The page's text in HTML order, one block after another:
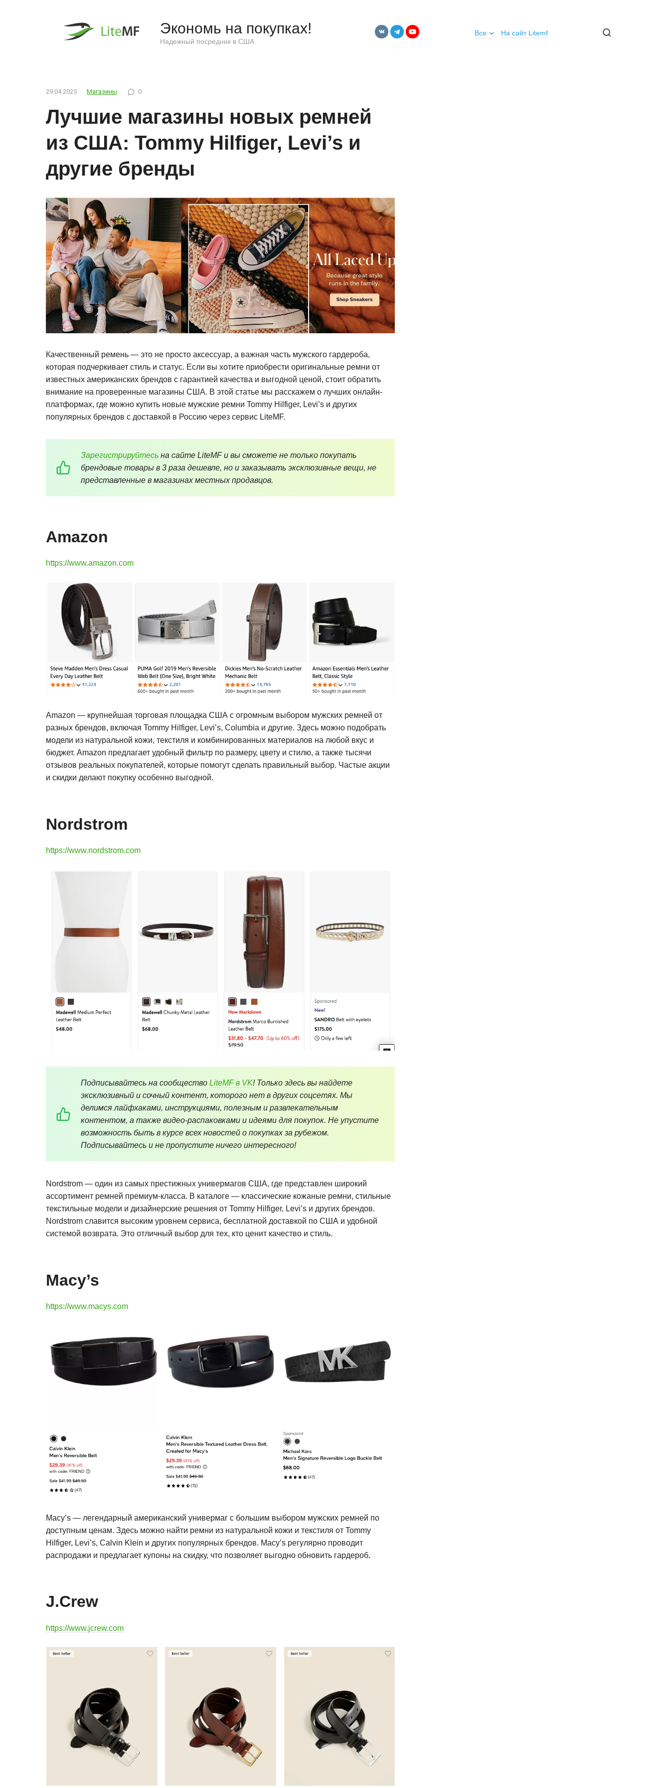
Экономь на покупках!
Надежный посредник в США
Все На сайт Litemf
29.04.2025 Магазины 0
Лучшие магазины новых ремней
из США: Tommy Hilfiger, Levi’s и
другие бренды
Качественный ремень — это не просто аксессуар, а важная часть мужского гардероба,
которая подчеркивает стиль и статус. Если вы хотите приобрести оригинальные ремни от
известных американских брендов с гарантией качества и выгодной ценой, стоит обратить
внимание на проверенные магазины США. В этой статье мы расскажем о лучших онлайн-
платформах, где можно купить новые мужские ремни Tommy Hilfiger, Levi’s и других
популярных брендов с доставкой в Россию через сервис LiteMF.
Зарегистрируйтесь на сайте LiteMF и вы сможете не только покупать
брендовые товары в 3 раза дешевле, но и заказывать эксклюзивные вещи, не
представленные в магазинах местных продавцов.
Amazon
https://www.amazon.com
Amazon — крупнейшая торговая площадка США с огромным выбором мужских ремней от
разных брендов, включая Tommy Hilfiger, Levi’s, Columbia и другие. Здесь можно подобрать
модели из натуральной кожи, текстиля и комбинированных материалов на любой вкус и
бюджет. Amazon предлагает удобный фильтр по размеру, цвету и стилю, а также тысячи
отзывов реальных покупателей, которые помогут сделать правильный выбор. Частые акции
и скидки делают покупку особенно выгодной.
Nordstrom
https://www.nordstrom.com
Подписывайтесь на сообщество LiteMF в VK! Только здесь вы найдете
эксклюзивный и сочный контент, которого нет в других соцсетях. Мы
делимся лайфхаками, инструкциями, полезным и развлекательным
контентом, а также видео-распаковками и идеями для покупок. Не упустите
возможность быть в курсе всех новостей о покупках за рубежом.
Подписывайтесь и не пропустите ничего интересного!
Nordstrom — один из самых престижных универмагов США, где представлен широкий
ассортимент ремней премиум-класса. В каталоге — классические кожаные ремни, стильные
текстильные модели и дизайнерские решения от Tommy Hilfiger, Levi’s и других брендов.
Nordstrom славится высоким уровнем сервиса, бесплатной доставкой по США и удобной
системой возврата. Это отличный выбор для тех, кто ценит качество и стиль.
Macy’s
https://www.macys.com
Macy’s — легендарный американский универмаг с большим выбором мужских ремней по
доступным ценам. Здесь можно найти ремни из натуральной кожи и текстиля от Tommy
Hilfiger, Levi’s, Calvin Klein и других популярных брендов. Macy’s регулярно проводит
распродажи и предлагает купоны на скидку, что позволяет выгодно обновить гардероб.
J.Crew
https://www.jcrew.com